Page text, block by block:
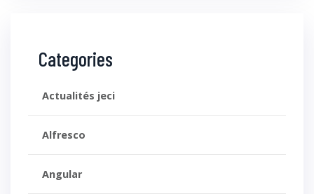
Categories
Actualités jeci
Alfresco
Angular